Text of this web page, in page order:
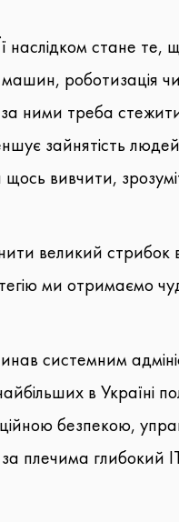
наслідком стане те,
роботизація
ними треба
зайнятість
вивчити,
великий стрибок
ми отримаємо
системним
в Україні
безпекою,
плечима глибокий